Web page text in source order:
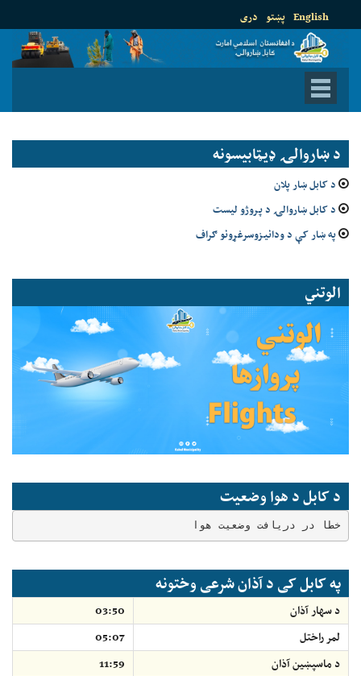
دری پښتو English
د ښاروالۍ ډيټابيسونه
د کابل ښار پلان
د کابل ښاروالۍ د پروژو لیست
په ښار کې د ودانیزوسرغړونو ګراف
الوتني
د کابل د هوا وضعیت
خطا در دریافت وضعیت هوا
په کابل کی د آذان شرعی وختونه
د سهار آذان
03:50
لمر راختل
05:07
د ماسپښين آذان
11:59